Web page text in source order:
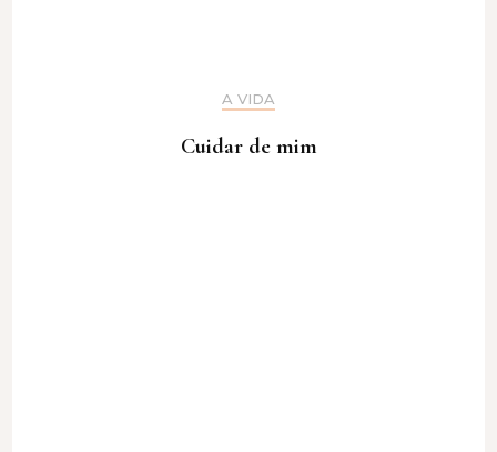
A VIDA
Cuidar de mim